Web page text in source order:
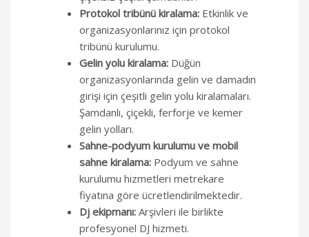
Protokol tribünü kiralama: Etkinlik ve
organizasyonlarınız için protokol
tribünü kurulumu.
Gelin yolu kiralama: Düğün
organizasyonlarında gelin ve damadın
girişi için çeşitli gelin yolu kiralamaları.
Şamdanlı, çiçekli, ferforje ve kemer
gelin yolları.
Sahne-podyum kurulumu ve mobil
sahne kiralama: Podyum ve sahne
kurulumu hizmetleri metrekare
fiyatına göre ücretlendirilmektedir.
Dj ekipmanı: Arşivleri ile birlikte
profesyonel DJ hizmeti.